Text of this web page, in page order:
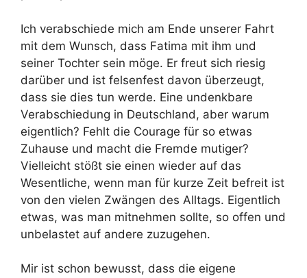
Ich verabschiede mich am Ende unserer Fahrt
mit dem Wunsch, dass Fatima mit ihm und
seiner Tochter sein möge. Er freut sich riesig
darüber und ist felsenfest davon überzeugt,
dass sie dies tun werde. Eine undenkbare
Verabschiedung in Deutschland, aber warum
eigentlich? Fehlt die Courage für so etwas
Zuhause und macht die Fremde mutiger?
Vielleicht stößt sie einen wieder auf das
Wesentliche, wenn man für kurze Zeit befreit ist
von den vielen Zwängen des Alltags. Eigentlich
etwas, was man mitnehmen sollte, so offen und
unbelastet auf andere zuzugehen.
Mir ist schon bewusst, dass die eigene